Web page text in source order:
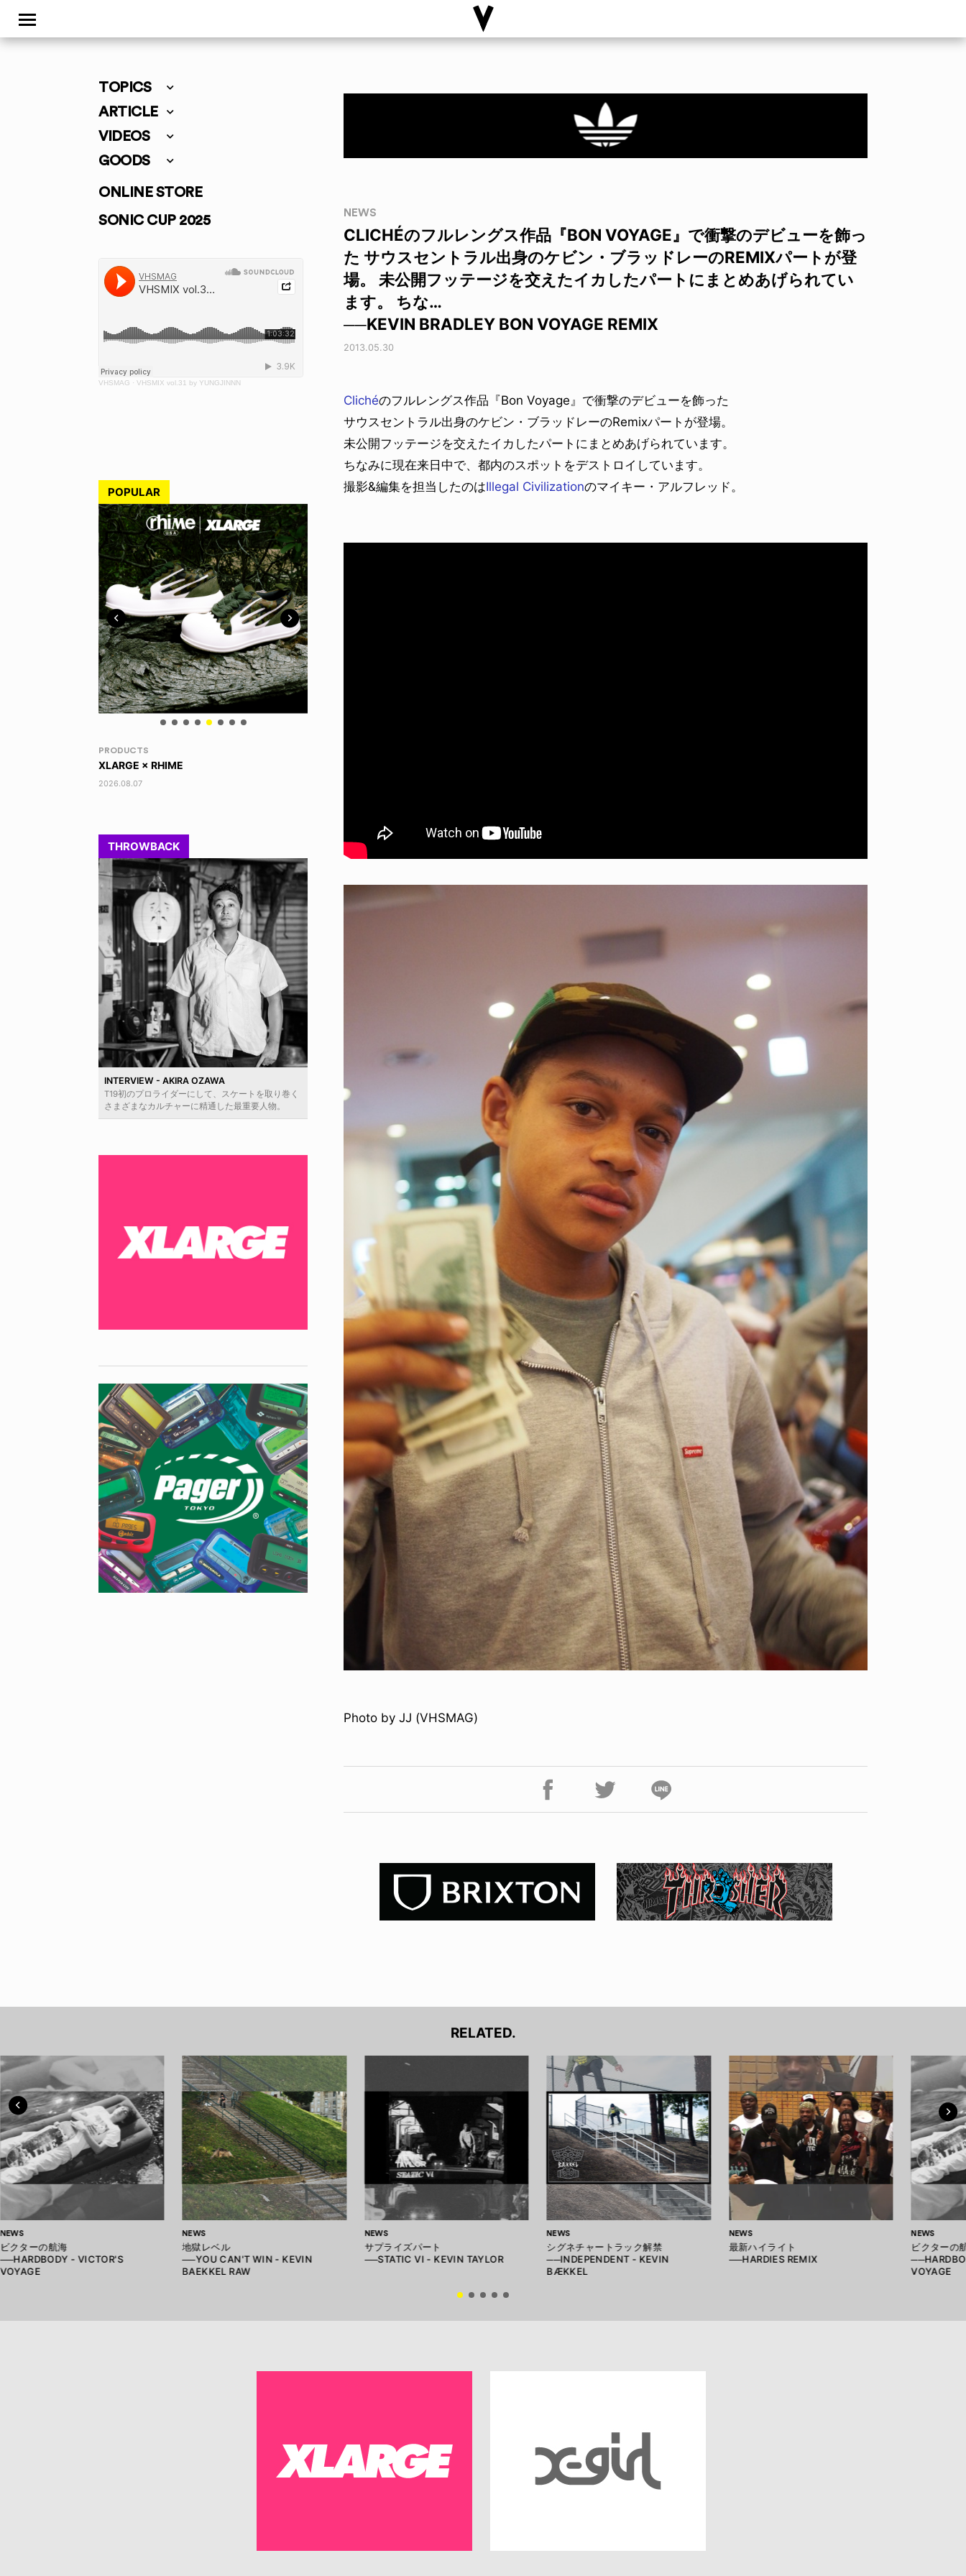
TOPICS
ARTICLE
VIDEOS
GOODS
ONLINE STORE
SONIC CUP 2025
VHSMAG · VHSMIX vol.31 by YUNGJINNN
POPULAR
VOICE OF FREEDOM
TONY ALVA (ENGLISH)
2026.08.07
THROWBACK
INTERVIEW - AKIRA OZAWA
T19初のプロライダーにして、スケートを取り巻く
さまざまなカルチャーに精通した最重要人物。
NEWS
CLICHÉのフルレングス作品『BON VOYAGE』で衝撃のデビューを飾っ
た サウスセントラル出身のケビン・ブラッドレーのREMIXパートが登
場。 未公開フッテージを交えたイカしたパートにまとめあげられてい
ます。 ちな…
──KEVIN BRADLEY BON VOYAGE REMIX
2013.05.30
Clichéのフルレングス作品『Bon Voyage』で衝撃のデビューを飾った
サウスセントラル出身のケビン・ブラッドレーのRemixパートが登場。
未公開フッテージを交えたイカしたパートにまとめあげられています。
ちなみに現在来日中で、都内のスポットをデストロイしています。
撮影&編集を担当したのはIllegal Civilizationのマイキー・アルフレッド。
Photo by JJ (VHSMAG)
RELATED.
NEWS
ビクターの航海
──HARDBODY - VICTOR'S
VOYAGE
NEWS
地獄レベル
──YOU CAN'T WIN - KEVIN
BAEKKEL RAW
NEWS
サプライズパート
──STATIC VI - KEVIN TAYLOR
NEWS
シグネチャートラック解禁
──INDEPENDENT - KEVIN
BÆKKEL
NEWS
最新ハイライト
──HARDIES REMIX
NEWS
ビクターの
VOYAGE